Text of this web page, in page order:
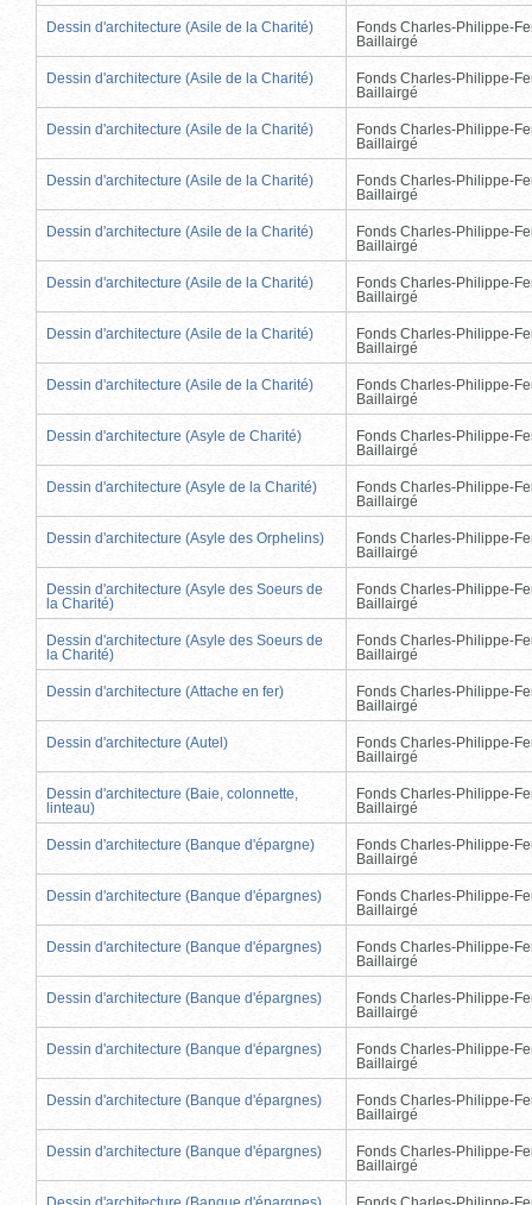
Dessin d'architecture (Asile de la Charité)
Fonds Charles-Philippe-
Baillairgé
Dessin d'architecture (Asile de la Charité)
Fonds Charles-Philippe-
Baillairgé
Dessin d'architecture (Asile de la Charité)
Fonds Charles-Philippe-
Baillairgé
Dessin d'architecture (Asile de la Charité)
Fonds Charles-Philippe-
Baillairgé
Dessin d'architecture (Asile de la Charité)
Fonds Charles-Philippe-
Baillairgé
Dessin d'architecture (Asile de la Charité)
Fonds Charles-Philippe-
Baillairgé
Dessin d'architecture (Asile de la Charité)
Fonds Charles-Philippe-
Baillairgé
Dessin d'architecture (Asile de la Charité)
Fonds Charles-Philippe-
Baillairgé
Dessin d'architecture (Asyle de Charité)
Fonds Charles-Philippe-
Baillairgé
Dessin d'architecture (Asyle de la Charité)
Fonds Charles-Philippe-
Baillairgé
Dessin d'architecture (Asyle des Orphelins)
Fonds Charles-Philippe-
Baillairgé
Dessin d'architecture (Asyle des Soeurs de
la Charité)
Fonds Charles-Philippe-
Baillairgé
Dessin d'architecture (Asyle des Soeurs de
la Charité)
Fonds Charles-Philippe-
Baillairgé
Dessin d'architecture (Attache en fer)
Fonds Charles-Philippe-
Baillairgé
Dessin d'architecture (Autel)
Fonds Charles-Philippe-
Baillairgé
Dessin d'architecture (Baie, colonnette,
linteau)
Fonds Charles-Philippe-
Baillairgé
Dessin d'architecture (Banque d'épargne)
Fonds Charles-Philippe-
Baillairgé
Dessin d'architecture (Banque d'épargnes)
Fonds Charles-Philippe-
Baillairgé
Dessin d'architecture (Banque d'épargnes)
Fonds Charles-Philippe-
Baillairgé
Dessin d'architecture (Banque d'épargnes)
Fonds Charles-Philippe-
Baillairgé
Dessin d'architecture (Banque d'épargnes)
Fonds Charles-Philippe-
Baillairgé
Dessin d'architecture (Banque d'épargnes)
Fonds Charles-Philippe-
Baillairgé
Dessin d'architecture (Banque d'épargnes)
Fonds Charles-Philippe-
Baillairgé